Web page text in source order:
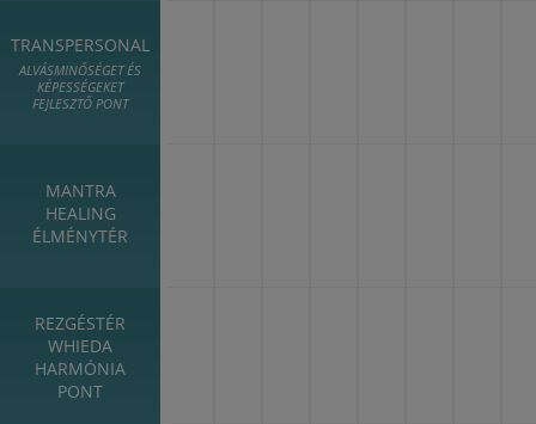
TRANSPERSONAL
ALVÁSMINŐSÉGET ÉS
KÉPESSÉGEKET
FEJLESZTŐ PONT
MANTRA
HEALING
ÉLMÉNYTÉR
REZGÉSTÉR
WHIEDA
HARMÓNIA
PONT